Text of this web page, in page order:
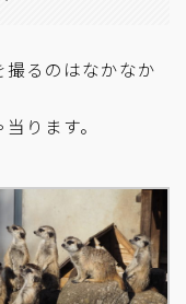
るのはなかなか
ります。